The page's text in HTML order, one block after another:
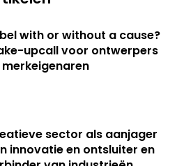
with or without a cause?
upcall voor ontwerpers
merkeigenaren
sector als aanjager
innovatie en ontsluiter en